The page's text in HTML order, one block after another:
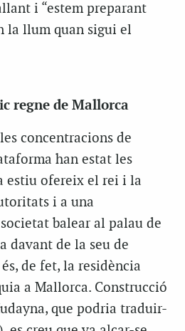
i “estem preparant
la llum quan sigui el
regne de Mallorca
concentracions de
han estat les
estiu ofereix el rei i la
i a una
balear al palau de
davant de la seu de
de fet, la residència
a Mallorca. Construcció
que podria traduir-